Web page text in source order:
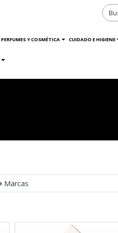
PERFUMES Y COSMÉTICA CUIDADO E HIGIENE
Marcas